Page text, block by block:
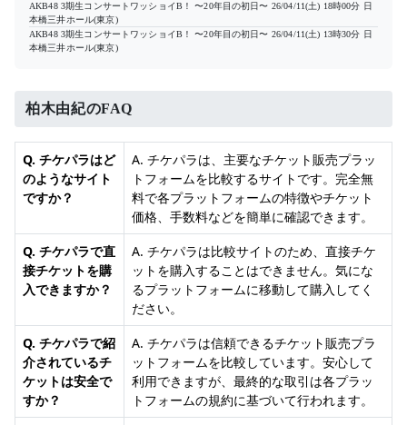
AKB48 3期生コンサートワッショイB！ 〜20年目の初日〜 26/04/11(土) 18時00分 日
本橋三井ホール(東京)
AKB48 3期生コンサートワッショイB！ 〜20年目の初日〜 26/04/11(土) 13時30分 日
本橋三井ホール(東京)
柏木由紀のFAQ
Q. チケパラはど
のようなサイト
ですか？
A. チケパラは、主要なチケット販売プラッ
トフォームを比較するサイトです。完全無
料で各プラットフォームの特徴やチケット
価格、手数料などを簡単に確認できます。
Q. チケパラで直
接チケットを購
入できますか？
A. チケパラは比較サイトのため、直接チケ
ットを購入することはできません。気にな
るプラットフォームに移動して購入してく
ださい。
Q. チケパラで紹
介されているチ
ケットは安全で
すか？
A. チケパラは信頼できるチケット販売プラ
ットフォームを比較しています。安心して
利用できますが、最終的な取引は各プラッ
トフォームの規約に基づいて行われます。